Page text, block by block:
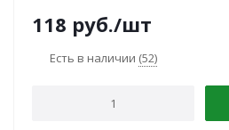
118 руб./шт
Есть в наличии (52)